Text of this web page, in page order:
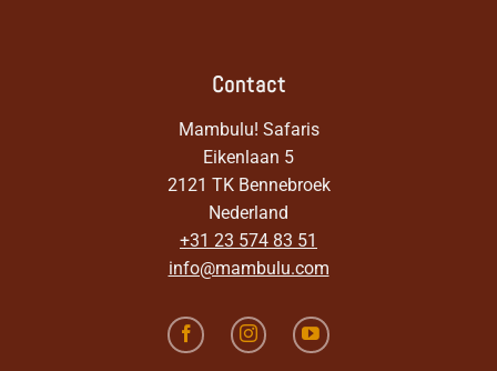
Contact
Mambulu! Safaris
Eikenlaan 5
2121 TK Bennebroek
Nederland
+31 23 574 83 51
info@mambulu.com